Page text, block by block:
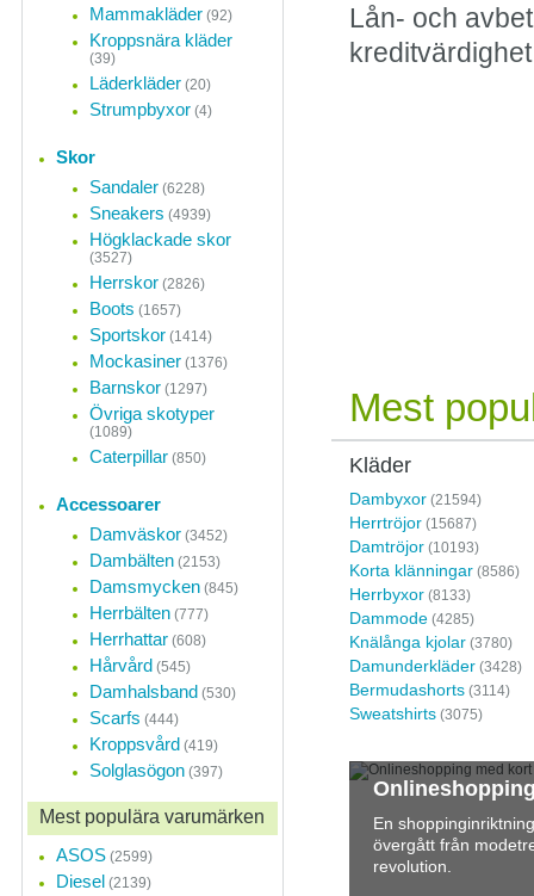
Lån- och
Mest
Kläder
Dambyxor (21594)
Herrtröjor (15687)
Damtröjor (10193)
Korta klänningar (8586)
Herrbyxor (8133)
Dammode (4285)
Knälånga kjolar (3780)
Damunderkläder (3428)
Bermudashorts (3114)
Sweatshirts (3075)
En
övergått från
revolution.
Mammakläder (92)
Kroppsnära kläder
(39)
Läderkläder (20)
Strumpbyxor (4)
Skor
Sandaler (6228)
Sneakers (4939)
Högklackade skor
(3527)
Herrskor (2826)
Boots (1657)
Sportskor (1414)
Mockasiner (1376)
Barnskor (1297)
Övriga skotyper
(1089)
Caterpillar (850)
Accessoarer
Damväskor (3452)
Dambälten (2153)
Damsmycken (845)
Herrbälten (777)
Herrhattar (608)
Hårvård (545)
Damhalsband (530)
Scarfs (444)
Kroppsvård (419)
Solglasögon (397)
Mest populära varumärken
ASOS (2599)
Diesel (2139)